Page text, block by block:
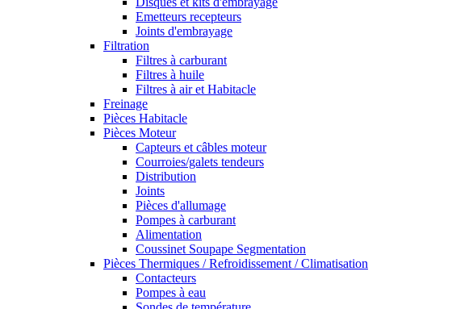
Emetteurs recepteurs
Joints d'embrayage
Filtration
Filtres à carburant
Filtres à huile
Filtres à air et Habitacle
Freinage
Pièces Habitacle
Pièces Moteur
Capteurs et câbles moteur
Courroies/galets tendeurs
Distribution
Joints
Pièces d'allumage
Pompes à carburant
Alimentation
Coussinet Soupape Segmentation
Pièces Thermiques / Refroidissement / Climatisation
Contacteurs
Pompes à eau